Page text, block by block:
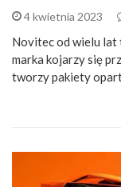
4 kwietnia 2023
Novitec od wielu lat
marka kojarzy się
tworzy pakiety